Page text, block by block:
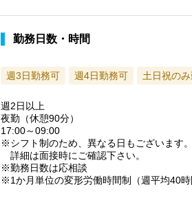
勤務日数・時間
週3日勤務可 週4日勤務可 土日祝の
週2日以上
夜勤（休憩90分）
17:00～09:00
※シフト制のため、異なる日もございます。
詳細は面接時にご確認下さい。
※勤務日数は応相談
※1か月単位の変形労働時間制（週平均40時